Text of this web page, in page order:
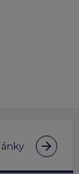
arrow_forward